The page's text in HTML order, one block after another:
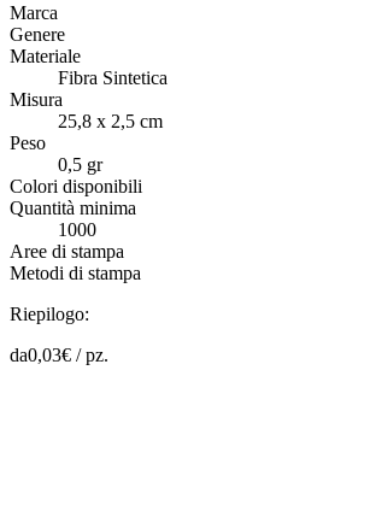
Marca
Genere
Materiale
Fibra Sintetica
Misura
25,8 x 2,5 cm
Peso
0,5 gr
Colori disponibili
Quantità minima
1000
Aree di stampa
Metodi di stampa
Riepilogo:
da0,03€ /pz.